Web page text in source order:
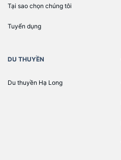
Tại sao chọn chúng tôi
Tuyển dụng
DU THUYỀN
Du thuyền Hạ Long